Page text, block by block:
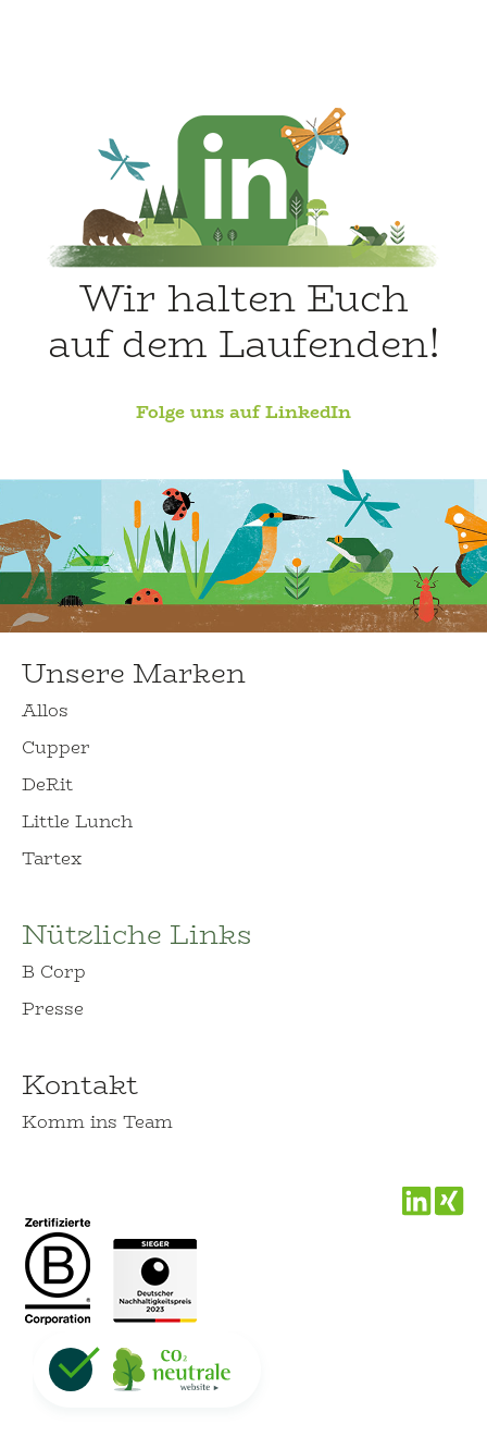
Wir halten Euch
auf dem Laufenden!
Folge uns auf LinkedIn
Unsere Marken
Allos
Cupper
DeRit
Little Lunch
Tartex
Nützliche Links
B Corp
Presse
Kontakt
Komm ins Team